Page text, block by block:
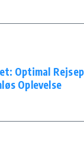
Optimal
Oplevelse